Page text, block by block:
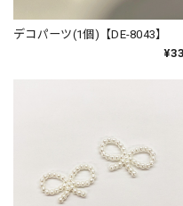
デコパーツ(1個)【DE-8043】